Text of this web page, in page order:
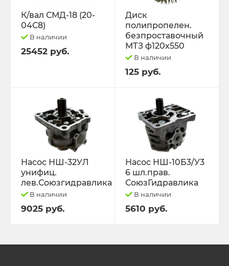
К/вал СМД-18 (20-
04С8)
В наличии
25452 руб.
Диск
полипропелен.
безпроставочный
МТЗ ф120х550
В наличии
125 руб.
Насос НШ-32УЛ
унифиц.
лев.Союзгидравлика
В наличии
9025 руб.
Насос НШ-10Б3/У3
6 шл.прав.
СоюзГидравлика
В наличии
5610 руб.